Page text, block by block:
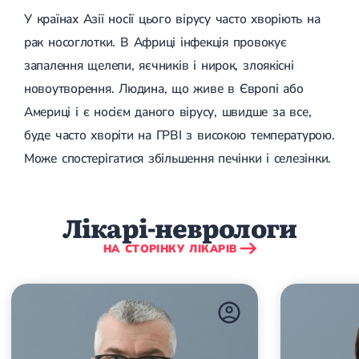
Аритмія
Миготлива аритмія
Екстрасистолічна аритмія
Вазоспастична стенокардія
Електрокардіограма (ЕКГ)
Кардіологія клімактеричного періоду
Кардіологія при веденні вагітності
Гіпертонія
Камені у жовчному міхурі
Панкреатит
Реактивний панкреатит
Хронічний панкреатит
Холецистит
Калькульозний холецистит
Гострий холецистит
Безкам'яний холецистит
У країнах Азії носії цього вірусу часто хворіють на
рак носоглотки. В Африці інфекція провокує
запалення щелепи, яєчників і нирок, злоякісні
новоутворення. Людина, що живе в Європі або
Америці і є носієм даного вірусу, швидше за все,
буде часто хворіти на ГРВІ з високою температурою.
Може спостерігатися збільшення печінки і селезінки.
Лікарі-неврологи
НА СТОРІНКУ ЛІКАРІВ